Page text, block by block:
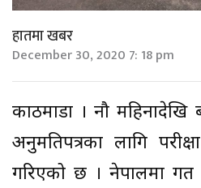
हातमा खबर
December 30, 2020 7: 18 pm
काठमाडौं । नौ
अनुमतिपत्रका लागि
गरिएको छ । नेपालमा